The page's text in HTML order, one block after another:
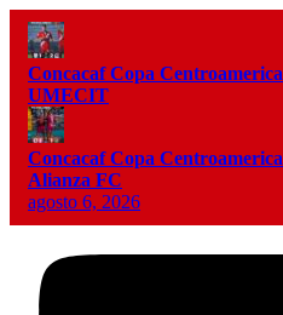
Concacaf Copa
UMECIT
Concacaf Copa
Alianza FC
agosto 6, 2026